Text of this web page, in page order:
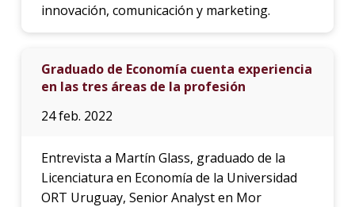
innovación, comunicación y marketing.
Graduado de Economía cuenta experiencia
en las tres áreas de la profesión
24 feb. 2022
Entrevista a Martín Glass, graduado de la
Licenciatura en Economía de la Universidad
ORT Uruguay, Senior Analyst en Mor